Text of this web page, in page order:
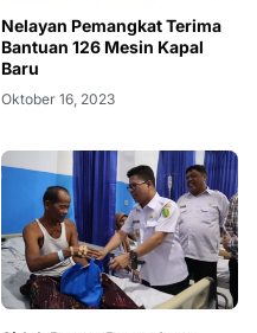
Nelayan Pemangkat Terima
Bantuan 126 Mesin Kapal
Baru
Oktober 16, 2023